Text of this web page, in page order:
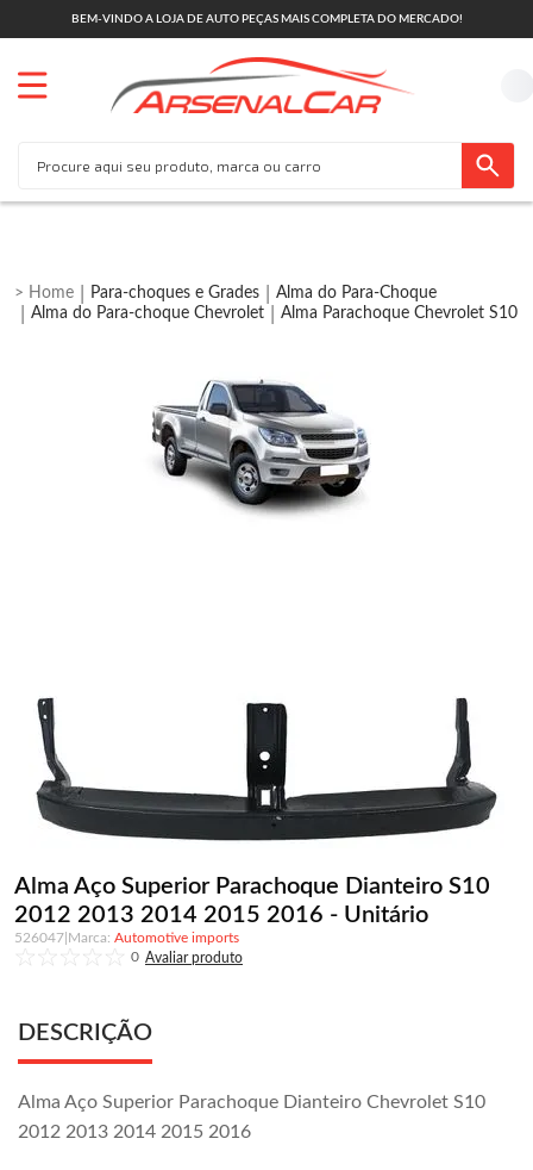
BEM-VINDO A LOJA DE AUTO PEÇAS MAIS COMPLETA DO MERCADO!
Para-choques e Grades
Alma do Para-Choque
Alma do Para-choque Chevrolet
Alma Parachoque Chevrolet S10
Alma Aço Superior Parachoque Dianteiro S10
2012 2013 2014 2015 2016 - Unitário
526047
Automotive imports
0
DESCRIÇÃO
Alma Aço Superior Parachoque Dianteiro Chevrolet S10
2012 2013 2014 2015 2016